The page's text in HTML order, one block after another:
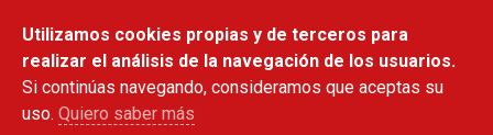
contenido
principal
Utilizamos cookies propias y de terceros para
realizar el análisis de la navegación de los usuarios.
Si continúas navegando, consideramos que aceptas su
uso. Quiero saber más